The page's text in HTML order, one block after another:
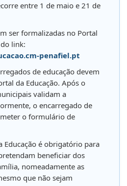
entre 1 de maio e 21 de
ser formalizadas no Portal
link:
penafiel.pt
de educação devem
da Educação. Após o
validam a
o encarregado de
o formulário de
Educação é obrigatório para
beneficiar dos
nomeadamente as
que não sejam